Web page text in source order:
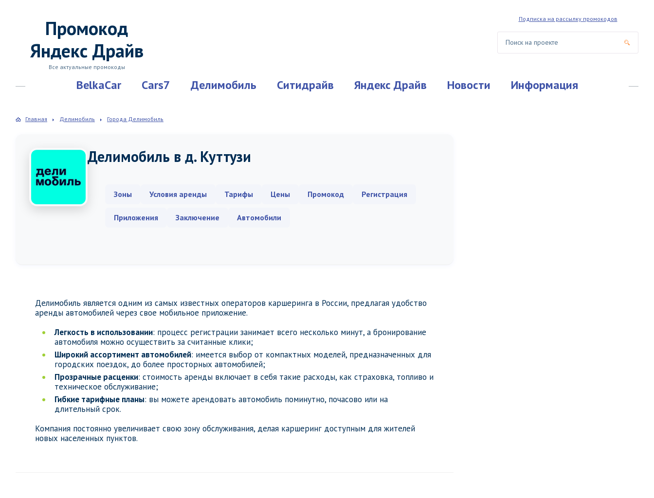
Промокод
Яндекс Драйв
Все актуальные промокоды
Подписка на рассылку промокодов
BelkaCar Cars7 Делимобиль Ситидрайв Яндекс Драйв Новости Информация
Главная Делимобиль Города Делимобиль
Делимобиль в д. Куттузи
Зоны Условия аренды Тарифы Цены Промокод Регистрация
Приложения Заключение Автомобили
Делимобиль является одним из самых известных операторов каршеринга в России, предлагая удобство
аренды автомобилей через свое мобильное приложение.
Легкость в использовании: процесс регистрации занимает всего несколько минут, а бронирование
автомобиля можно осуществить за считанные клики;
Широкий ассортимент автомобилей: имеется выбор от компактных моделей, предназначенных для
городских поездок, до более просторных автомобилей;
Прозрачные расценки: стоимость аренды включает в себя такие расходы, как страховка, топливо и
техническое обслуживание;
Гибкие тарифные планы: вы можете арендовать автомобиль поминутно, почасово или на
длительный срок.
Компания постоянно увеличивает свою зону обслуживания, делая каршеринг доступным для жителей
новых населенных пунктов.